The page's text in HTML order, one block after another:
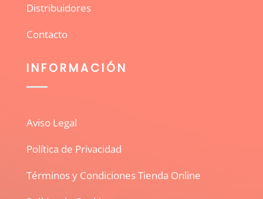
Distribuidores
Contacto
INFORMACIÓN
Aviso Legal
Política de Privacidad
Términos y Condiciones Tienda Online